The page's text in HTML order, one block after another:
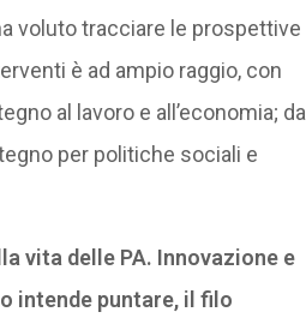
voluto tracciare le prospettive
è ad ampio raggio, con
al lavoro e all’economia; da
per politiche sociali e
vita delle PA. Innovazione e
intende puntare, il filo